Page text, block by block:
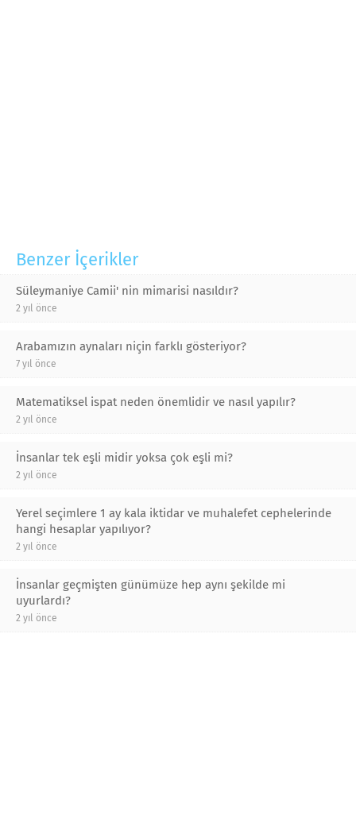
Benzer İçerikler
Süleymaniye Camii' nin mimarisi nasıldır?
2 yıl önce
Arabamızın aynaları niçin farklı gösteriyor?
7 yıl önce
Matematiksel ispat neden önemlidir ve nasıl yapılır?
2 yıl önce
İnsanlar tek eşli midir yoksa çok eşli mi?
2 yıl önce
Yerel seçimlere 1 ay kala iktidar ve muhalefet cephelerinde
hangi hesaplar yapılıyor?
2 yıl önce
İnsanlar geçmişten günümüze hep aynı şekilde mi
uyurlardı?
2 yıl önce